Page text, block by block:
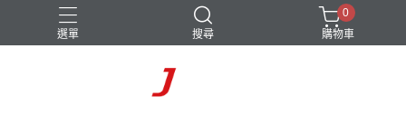
選單 搜尋
0
購物車